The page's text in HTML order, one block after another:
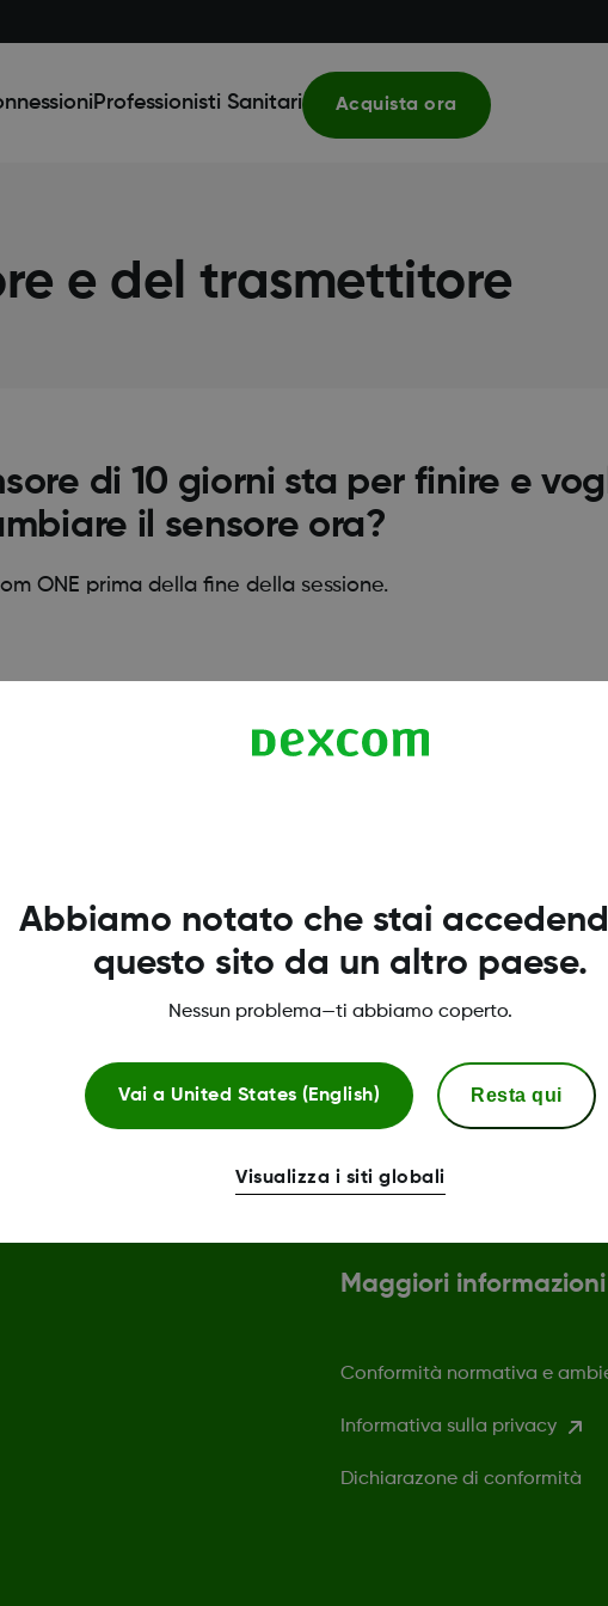
Professionisti Sanitari Acquista ora
e del trasmettitore
di 10 giorni sta per finire e
il sensore ora?
ONE prima della fine della sessione.
aver atteso 10-15 minuti
Maggiori informazioni
Conformità normativa e
Informativa sulla privacy
Dichiarazone di conformità
Abbiamo notato che stai
questo sito da un altro paese.
Nessun problema—ti abbiamo coperto.
Vai a United States (English) Resta qui
Visualizza i siti globali